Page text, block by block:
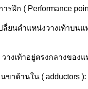
ก ( Performance
ตำแหน่งวางเท้าบนแท่
เท้าอยู่ตรงกลางของแ
ด้านใน ( adductors ):